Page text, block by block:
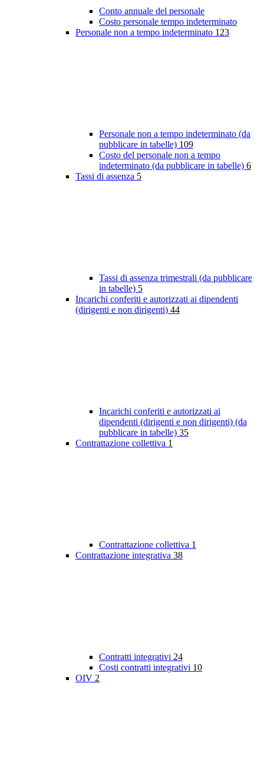
Conto annuale del personale
Costo personale tempo indeterminato
Personale non a tempo indeterminato 123
Personale non a tempo indeterminato (da
pubblicare in tabelle) 109
Costo del personale non a tempo
indeterminato (da pubblicare in tabelle) 6
Tassi di assenza 5
Tassi di assenza trimestrali (da pubblicare
in tabelle) 5
Incarichi conferiti e autorizzati ai dipendenti
(dirigenti e non dirigenti) 44
Incarichi conferiti e autorizzati ai
dipendenti (dirigenti e non dirigenti) (da
pubblicare in tabelle) 35
Contrattazione collettiva 1
Contrattazione collettiva 1
Contrattazione integrativa 38
Contratti integrativi 24
Costi contratti integrativi 10
OIV 2